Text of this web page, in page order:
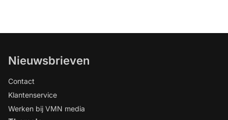
Nieuwsbrieven
Contact
Klantenservice
Werken bij VMN media